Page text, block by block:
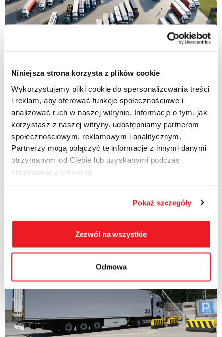
Niniejsza strona korzysta z plików cookie
Wykorzystujemy pliki cookie do spersonalizowania treści
i reklam, aby oferować funkcje społecznościowe i
analizować ruch w naszej witrynie. Informacje o tym, jak
korzystasz z naszej witryny, udostępniamy partnerom
społecznościowym, reklamowym i analitycznym.
Partnerzy mogą połączyć te informacje z innymi danymi
otrzymanymi od Ciebie lub uzyskanymi podczas
korzystania z ich usług.
Pokaż szczegóły
Zezwól na wszystkie
Odmowa
2025-02-12
Parking w Kopytkowie
Kopytkowo 48 83-230 Smętowo Graniczne +48 728 113 388
dyskont.portkopytkowo@ctenergy.pl
12 LUT, 2025